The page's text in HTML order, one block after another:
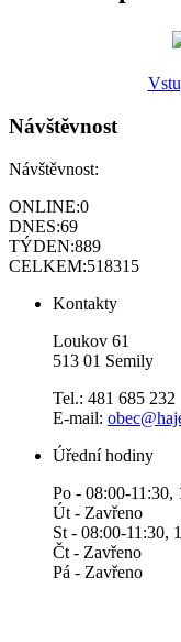
Návštěvnost
Návštěvnost:
ONLINE:0
DNES:69
TÝDEN:889
CELKEM:518315
Kontakty
Loukov 61
513 01 Semily
Tel.: 481 685 232
E-mail:
Úřední hodiny
Po - 08:00-11:30,
Út - Zavřeno
St - 08:00-11:30,
Čt - Zavřeno
Pá - Zavřeno